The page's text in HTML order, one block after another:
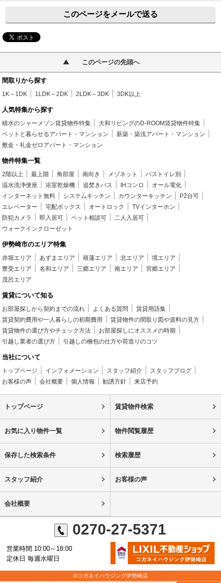
このページをメールで送る
このページの先頭へ
間取りから探す
1K～1DK 1LDK～2DK 2LDK～3DK 3DK以上
人気特集から探す
積水のシャーメゾン賃貸物件特集
大和リビングのD-ROOM賃貸物件特集
ペットと暮らせるアパート・マンション
新築・築浅アパート・マンション
敷金・礼金ゼロアパート・マンション
物件特集一覧
2階以上 最上階 角部屋 南向き メゾネット
バストイレ別
温水洗浄便座
浴室乾燥機 追焚きバス IHコンロ
オール電化
インターネット無料
システムキッチン カウンターキッチン
P2台可
エレベーター
宅配ボックス オートロック
TVインターホン
防犯カメラ
即入居可 ペット相談可
二人入居可
ウォークインクローゼット
伊勢崎市のエリア特集
赤堀エリア あずまエリア 殖蓮エリア 北エリア
境エリア
豊受エリア
名和エリア 三郷エリア 南エリア
宮郷エリア
茂呂エリア
賃貸について知る
お部屋探しから契約までの流れ よくある質問
賃貸用語集
賃貸契約費用や一人暮らしの初期費用
賃貸物件の間取り図や資料の見方
賃貸物件の選び方やチェック方法
お部屋探しにオススメの時期
引越し業者の選び方
引越しの梱包の仕方や荷造りのコツ
当社について
トップページ インフォメーション スタッフ紹介
スタッフブログ
お客様の声
会社概要 個人情報 勧誘方針 来店予約
トップページ 賃貸物件検索
お気に入り物件一覧 物件閲覧履歴
保存した検索条件 検索履歴
スタッフ紹介 お客様の声
会社概要
0270-27-5371
営業時間 10:00～18:00
定休日 毎週水曜日
©コガネイハウジング伊勢崎店